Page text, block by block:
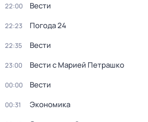
22:00 Вести
22:23 Погода 24
22:35 Вести
23:00 Вести с Марией Петрашко
00:00 Вести
00:31 Экономика